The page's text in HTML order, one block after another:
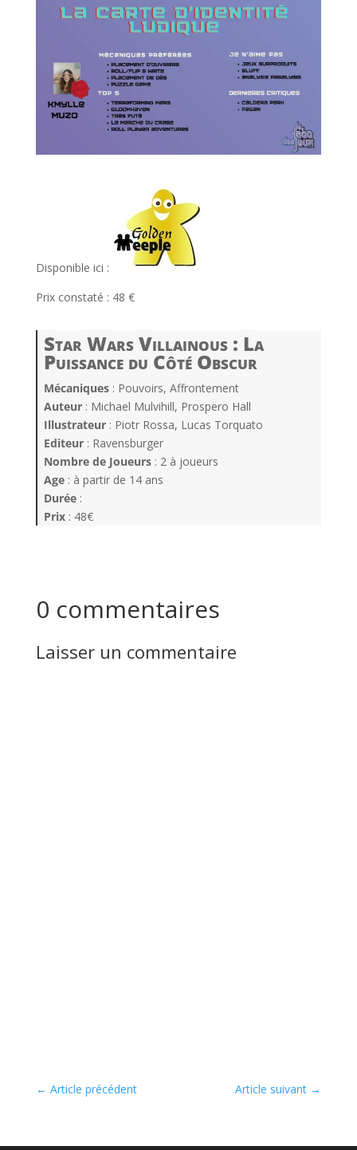
Disponible ici :
Prix constaté : 48 €
Star Wars Villainous : La
Puissance du Côté Obscur
Mécaniques: Pouvoirs, Affrontement
Auteur: Michael Mulvihill, Prospero Hall
Illustrateur: Piotr Rossa, Lucas Torquato
Editeur: Ravensburger
Nombre de Joueurs: 2 à joueurs
Age: à partir de 14 ans
Durée:
Prix: 48€
0 commentaires
Laisser un commentaire
← Article précédent Article suivant →